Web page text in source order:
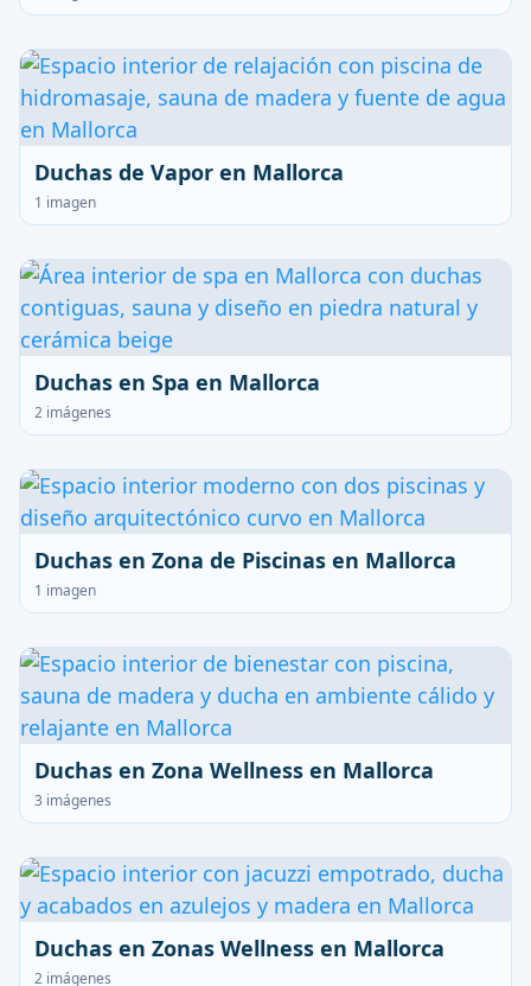
Duchas de Vapor en Mallorca
1 imagen
Duchas en Spa en Mallorca
2 imágenes
Duchas en Zona de Piscinas en Mallorca
1 imagen
Duchas en Zona Wellness en Mallorca
3 imágenes
Duchas en Zonas Wellness en Mallorca
2 imágenes